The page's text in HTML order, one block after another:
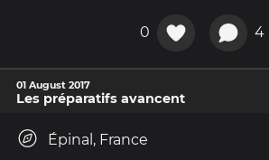
0 4
01 August 2017
Les préparatifs avancent
Épinal, France